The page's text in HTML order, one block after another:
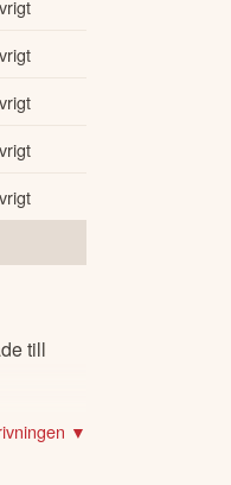
till
▼